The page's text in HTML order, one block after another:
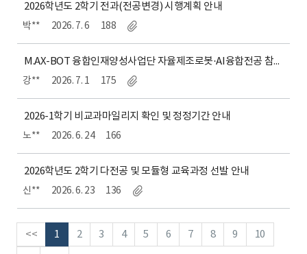
2026학년도 2학기 전과(전공변경) 시행계획 안내
박** 2026. 7. 6 188
M.AX-BOT 융합인재양성사업단 자율제조로봇·AI융합전공 참여학생 선발 안내
강** 2026. 7. 1 175
2026-1학기 비교과마일리지 확인 및 정정기간 안내
노** 2026. 6. 24 166
2026학년도 2학기 다전공 및 모듈형 교육과정 선발 안내
신** 2026. 6. 23 136
<< 1 2 3 4 5 6 7 8 9 10